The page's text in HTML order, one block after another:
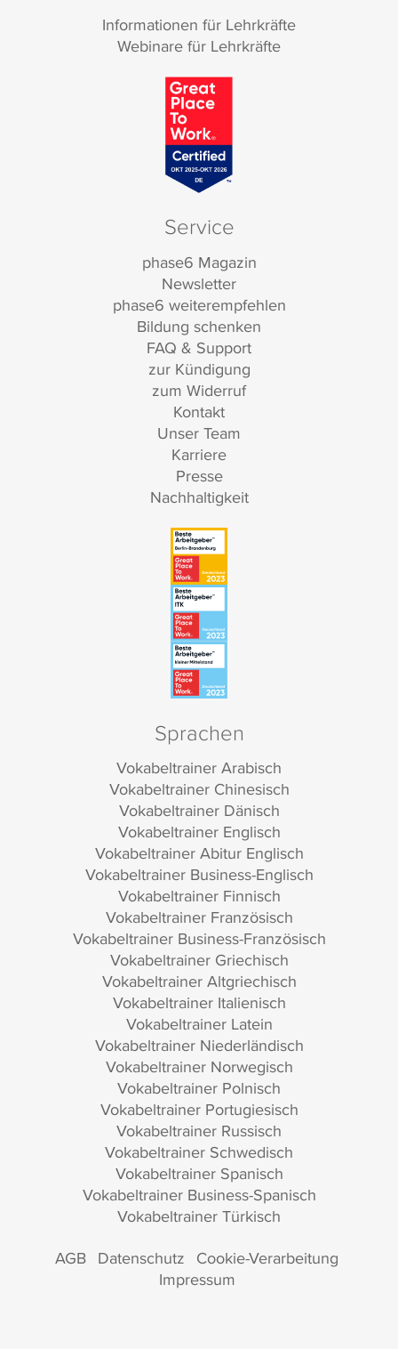
Informationen für Lehrkräfte
Webinare für Lehrkräfte
Service
phase6 Magazin
Newsletter
phase6 weiterempfehlen
Bildung schenken
FAQ & Support
zur Kündigung
zum Widerruf
Kontakt
Unser Team
Karriere
Presse
Nachhaltigkeit
Sprachen
Vokabeltrainer Arabisch
Vokabeltrainer Chinesisch
Vokabeltrainer Dänisch
Vokabeltrainer Englisch
Vokabeltrainer Abitur Englisch
Vokabeltrainer Business-Englisch
Vokabeltrainer Finnisch
Vokabeltrainer Französisch
Vokabeltrainer Business-Französisch
Vokabeltrainer Griechisch
Vokabeltrainer Altgriechisch
Vokabeltrainer Italienisch
Vokabeltrainer Latein
Vokabeltrainer Niederländisch
Vokabeltrainer Norwegisch
Vokabeltrainer Polnisch
Vokabeltrainer Portugiesisch
Vokabeltrainer Russisch
Vokabeltrainer Schwedisch
Vokabeltrainer Spanisch
Vokabeltrainer Business-Spanisch
Vokabeltrainer Türkisch
AGB Datenschutz Cookie-Verarbeitung
Impressum